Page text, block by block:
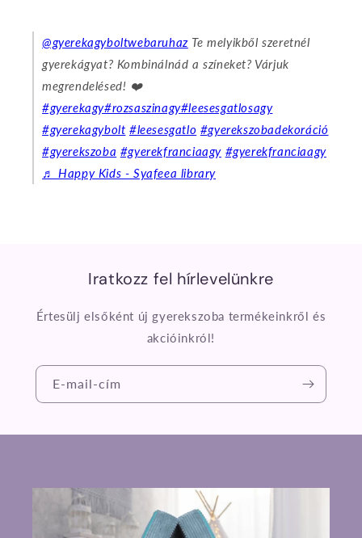
@gyerekagyboltwebaruhazTe melyikből szeretnél
gyerekágyat? Kombinálnád a színeket? Várjuk
megrendelésed! ❤️
#gyerekagy#rozsaszinagy#leesesgatlosagy
#gyerekagybolt #leesesgatlo #gyerekszobadekoráció
#gyerekszoba #gyerekfranciaagy #gyerekfranciaagy
♬ Happy Kids - Syafeea library
Iratkozz fel hírlevelünkre
Értesülj elsőként új gyerekszoba termékeinkről és
akcióinkról!
E-mail-cím